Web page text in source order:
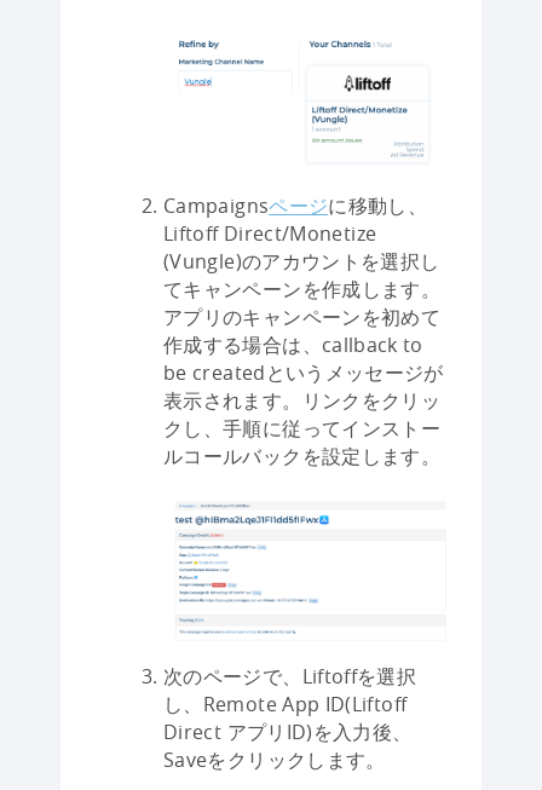
Campaignsページに移動し、
Liftoff Direct/Monetize
(Vungle)のアカウントを選択し
てキャンペーンを作成します。
アプリのキャンペーンを初めて
作成する場合は、callback to
be createdというメッセージが
表示されます。リンクをクリッ
クし、手順に従ってインストー
ルコールバックを設定します。
次のページで、Liftoffを選択
し、Remote App ID(Liftoff
Direct アプリID)を入力後、
Saveをクリックします。